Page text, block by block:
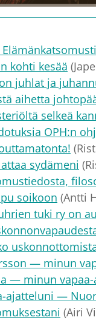
kohti kesää
juhlat ja
aihetta
selkeä
OPH:n
sydämeni
soikoon (Antti
tuki ry on
— minun
— minun
ajatteluni —
(Airi